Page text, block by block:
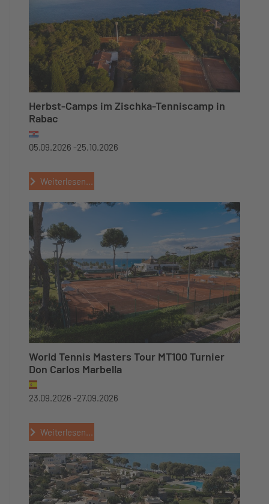
Herbst-Camps im Zischka-Tenniscamp in
Rabac
05.09.2026 -25.10.2026
Weiterlesen...
World Tennis Masters Tour MT100 Turnier
Don Carlos Marbella
23.09.2026 -27.09.2026
Weiterlesen...